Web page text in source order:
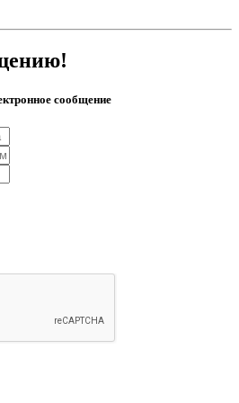
сообщение